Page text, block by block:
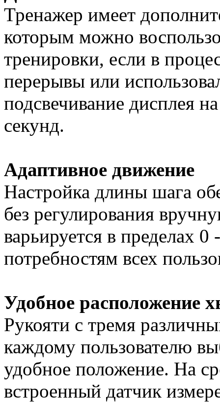
Тренажер имеет
которым можно
тренировки, если в
перерывы или
подсвечивание дисплея
секунд.
Адаптивное движение
Настройка длины шага
без регулирования
варьируется в пределах
потребностям всех
Удобное расположение
Рукояти с тремя
каждому пользователю
удобное положение. На
встроенный датчик